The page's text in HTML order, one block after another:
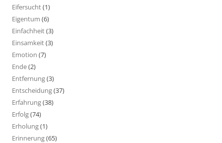
Eifersucht(1)
Eigentum (6)
Einfachheit(3)
Einsamkeit(3)
Emotion (7)
Ende(2)
Entfernung(3)
Entscheidung(37)
Erfahrung(38)
Erfolg(74)
Erholung(1)
Erinnerung(65)